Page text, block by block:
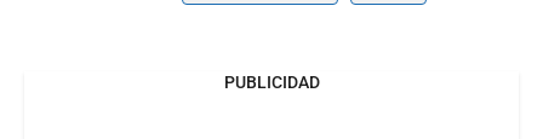
PUBLICIDAD